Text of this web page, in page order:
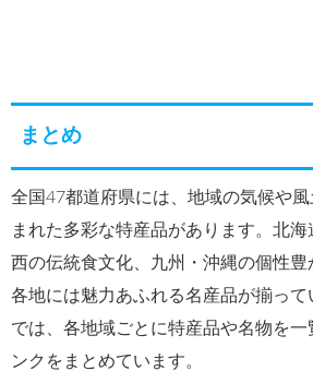
まとめ
全国47都道府県には、地域の気候や
まれた多彩な特産品があります。北
西の伝統食文化、九州・沖縄の個性豊
各地には魅力あふれる名産品が揃っ
では、各地域ごとに特産品や名物を一
ンクをまとめています。